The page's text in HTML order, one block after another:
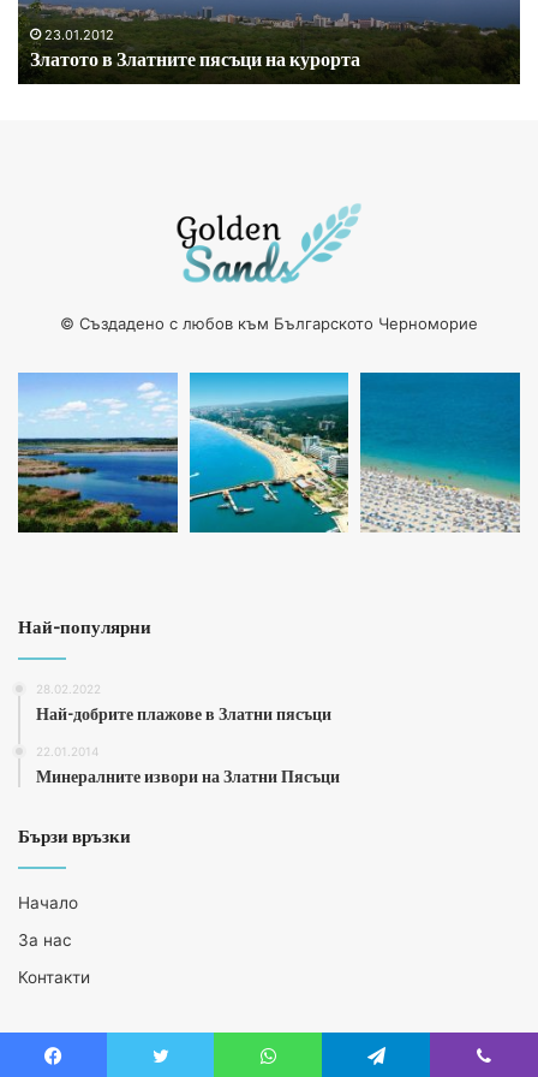
да позволите на водата или масажистите да снемат
натрупалата се умора.
23.01.2012
Златото в Златните пясъци на курорта
© Създадено с любов към Българското Черноморие
Най-популярни
28.02.2022
Най-добрите плажове в Златни пясъци
22.01.2014
Минералните извори на Златни Пясъци
Бързи връзки
Начало
За нас
Контакти